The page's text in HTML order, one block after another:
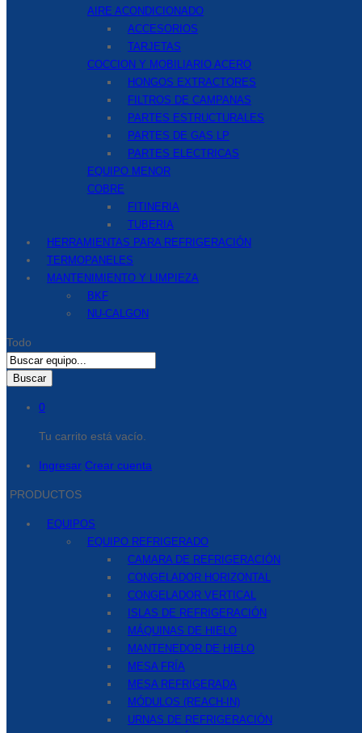
AIRE ACONDICIONADO
ACCESORIOS
TARJETAS
COCCION Y MOBILIARIO ACERO
HONGOS EXTRACTORES
FILTROS DE CAMPANAS
PARTES ESTRUCTURALES
PARTES DE GAS LP
PARTES ELECTRICAS
EQUIPO MENOR
COBRE
FITINERIA
TUBERIA
HERRAMIENTAS PARA REFRIGERACIÓN
TERMOPANELES
MANTENIMIENTO Y LIMPIEZA
BKF
NU-CALGON
Todo
Buscar
0
Tu carrito está vacío.
Ingresar Crear cuenta
PRODUCTOS
EQUIPOS
EQUIPO REFRIGERADO
CAMARA DE REFRIGERACIÓN
CONGELADOR HORIZONTAL
CONGELADOR VERTICAL
ISLAS DE REFRIGERACIÓN
MÁQUINAS DE HIELO
MANTENEDOR DE HIELO
MESA FRÍA
MESA REFRIGERADA
MÓDULOS (REACH-IN)
URNAS DE REFRIGERACIÓN